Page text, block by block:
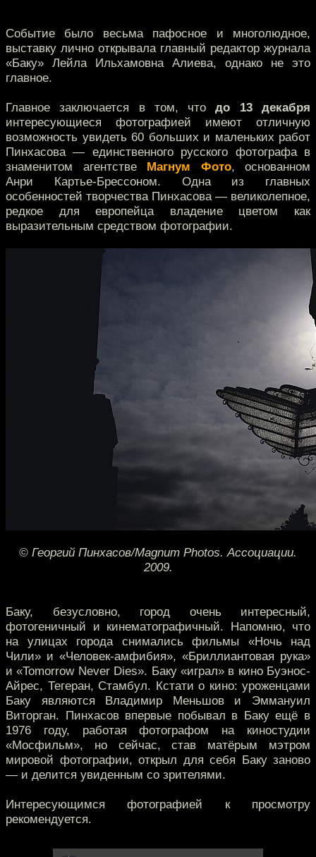
Событие было весьма пафосное и многолюдное,
выставку лично открывала главный редактор журнала
«Баку» Лейла Ильхамовна Алиева, однако не это
главное.
Главное заключается в том, чтодо 13 декабря
интересующиеся фотографией имеют отличную
возможность увидеть 60 больших и маленьких работ
Пинхасова — единственного русского фотографа в
знаменитом агентстве Магнум Фото, основанном
Анри Картье-Брессоном. Одна из главных
особенностей творчества Пинхасова — великолепное,
редкое для европейца владение цветом как
выразительным средством фотографии.
© Георгий Пинхасов/Magnum Photos. Ассоциации.
2009.
Баку, безусловно, город очень интересный,
фотогеничный и кинематографичный. Напомню, что
на улицах города снимались фильмы «Ночь над
Чили» и «Человек-амфибия», «Бриллиантовая рука»
и «Tomorrow Never Dies». Баку «играл» в кино Буэнос-
Айрес, Тегеран, Стамбул. Кстати о кино: уроженцами
Баку являются Владимир Меньшов и Эммануил
Виторган. Пинхасов впервые побывал в Баку ещё в
1976 году, работая фотографом на киностудии
«Мосфильм», но сейчас, став матёрым мэтром
мировой фотографии, открыл для себя Баку заново
— и делится увиденным со зрителями.
Интересующимся фотографией к просмотру
рекомендуется.